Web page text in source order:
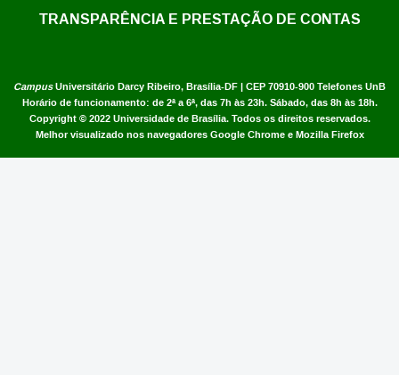
CampusUniversitário Darcy Ribeiro, Brasília-DF | CEP 70910-900 Telefones UnB
Horário de funcionamento: de 2ª a 6ª, das 7h às 23h. Sábado, das 8h às 18h.
Copyright © 2022 Universidade de Brasília. Todos os direitos reservados.
Melhor visualizado nos navegadores Google Chrome e Mozilla Firefox
TRANSPARÊNCIA E PRESTAÇÃO DE CONTAS